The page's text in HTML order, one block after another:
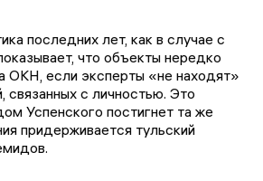
последних лет, как в случае с
что объекты нередко
ОКН, если эксперты «не находят»
связанных с личностью. Это
Успенского постигнет та же
придерживается тульский